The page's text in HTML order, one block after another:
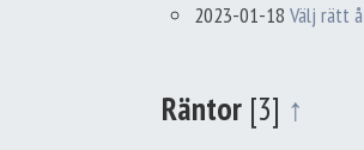
2023-01-18 Välj rätt
Räntor [3] ↑